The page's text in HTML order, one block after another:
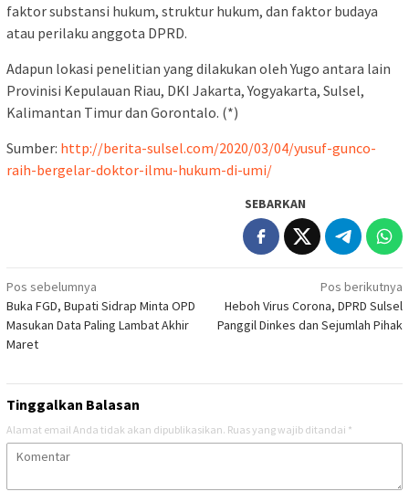
faktor substansi hukum, struktur hukum, dan faktor budaya
atau perilaku anggota DPRD.
Adapun lokasi penelitian yang dilakukan oleh Yugo antara lain
Provinisi Kepulauan Riau, DKI Jakarta, Yogyakarta, Sulsel,
Kalimantan Timur dan Gorontalo. (*)
Sumber: http://berita-sulsel.com/2020/03/04/yusuf-gunco-
raih-bergelar-doktor-ilmu-hukum-di-umi/
SEBARKAN
Navigasi
pos
Pos sebelumnya
Buka FGD, Bupati Sidrap Minta OPD
Masukan Data Paling Lambat Akhir
Maret
Pos berikutnya
Heboh Virus Corona, DPRD Sulsel
Panggil Dinkes dan Sejumlah Pihak
Tinggalkan Balasan
Alamat email Anda tidak akan dipublikasikan. Ruas yang wajib ditandai *